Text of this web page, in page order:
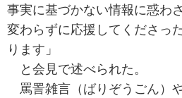
事実に基づかない情報に惑わ
変わらずに応援してくださっ
ります」
と会見で述べられた。
罵詈雑言（ばりぞうごん）